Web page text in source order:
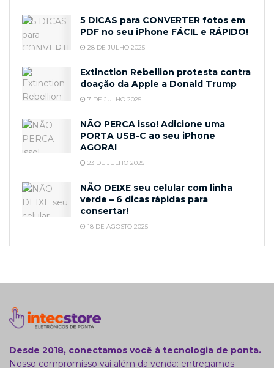
5 DICAS para CONVERTER fotos em
PDF no seu iPhone FÁCIL e RÁPIDO!
28 DE JULHO 2025
Extinction Rebellion protesta contra
doação da Apple a Donald Trump
7 DE JULHO 2025
NÃO PERCA isso! Adicione uma
PORTA USB-C ao seu iPhone
AGORA!
23 DE JULHO 2025
NÃO DEIXE seu celular com linha
verde – 6 dicas rápidas para
consertar!
18 DE AGOSTO 2025
Desde 2018, conectamos você à tecnologia de ponta.
Nosso compromisso vai além da venda: entregamos